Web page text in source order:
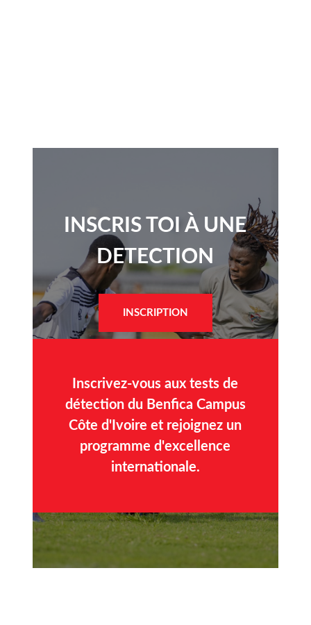
INSCRIS TOI À UNE
DETECTION​
INSCRIPTION
Inscrivez-vous aux tests de
détection du Benfica Campus
Côte d'Ivoire et rejoignez un
programme d'excellence
internationale.